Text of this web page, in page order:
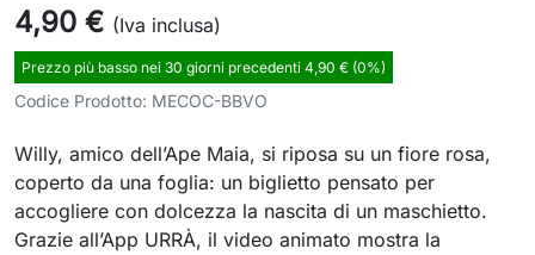
4,90 € (Iva inclusa)
Prezzo più basso nei 30 giorni precedenti 4,90 € (0%)
Codice Prodotto: MECOC-BBVO
Willy, amico dell’Ape Maia, si riposa su un fiore rosa,
coperto da una foglia: un biglietto pensato per
accogliere con dolcezza la nascita di un maschietto.
Grazie all’App URRÀ, il video animato mostra la